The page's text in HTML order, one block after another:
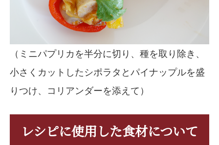
（ミニパプリカを半分に切り、種を取り除き、
小さくカットしたシポラタとパイナップルを盛
りつけ、コリアンダーを添えて）
レシピに使用した食材について